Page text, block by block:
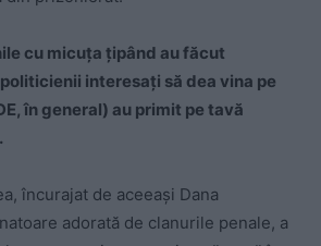
cu micuţa ţipând au făcut
interesaţi să dea vina pe
în general) au primit pe tavă
încurajat de aceeaşi Dana
adorată de clanurile penale, a